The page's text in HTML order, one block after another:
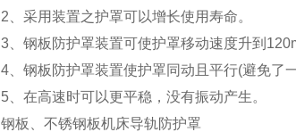
2、采用装置之护罩可以增长使用寿命。
3、钢板防护罩装置可使护罩移动速度升到
4、钢板防护罩装置使护罩同动且平行(避免了
5、在高速时可以更平稳，没有振动产生。
钢板、不锈钢板机床导轨防护罩